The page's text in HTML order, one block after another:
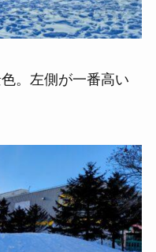
。左側が一番高い